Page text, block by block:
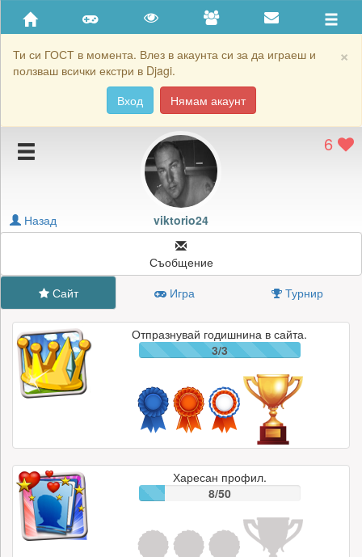
×
Ти си ГОСТ в момента. Влез в акаунта си за да играеш и
ползваш всички екстри в Djagi.
Вход
Нямам акаунт
Приятели
Хронология на игри
Подаръците на viktorio24
Картичките на viktorio24
Блокирай viktorio24
6
viktorio24
Назад
Съобщение
Сайт
Игра Турнир
Отпразнувай годишнина в сайта.
3/3
Харесан профил.
8/50